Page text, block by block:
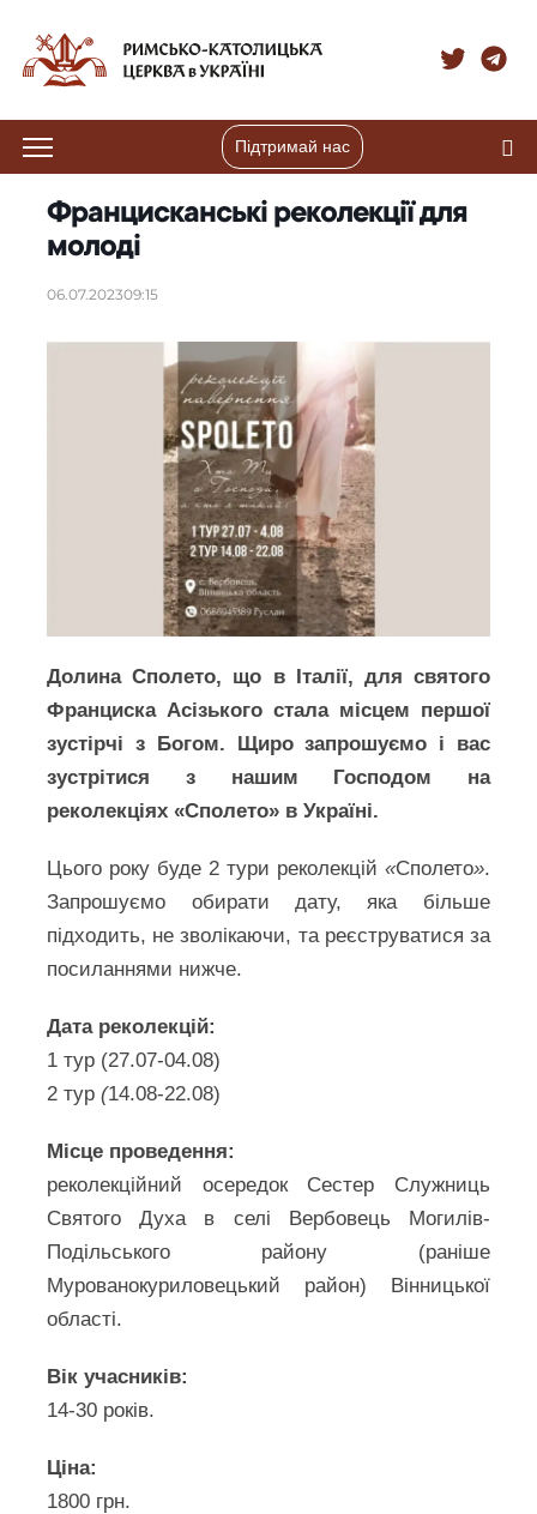
Підтримай нас
Францисканські реколекції для
молоді
06.07.202309:15
Долина Сполето, що в Італії, для святого
Франциска Асізького стала місцем першої
зустірчі з Богом. Щиро запрошуємо і вас
зустрітися з нашим Господом на
реколекціях «Сполето» в Україні.
Цього року буде 2 тури реколекцій «Сполето».
Запрошуємо обирати дату, яка більше
підходить, не зволікаючи, та реєструватися за
посиланнями нижче.
Дата реколекцій:
1 тур (27.07-04.08)
2 тур (14.08-22.08)
Місце проведення:
реколекційний осередок Сестер Служниць
Святого Духа в селі Вербовець Могилів-
Подільського району (раніше
Мурованокуриловецький район) Вінницької
області.
Вік учасників:
14-30 років.
Ціна:
1800 грн.